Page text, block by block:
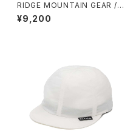
RIDGE MOUNTAIN GEAR / E
NOUGH HAT（2026）
¥9,200